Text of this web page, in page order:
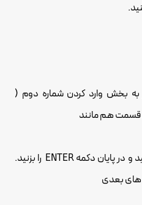
به بخش وارد کردن شماره دوم (
بخش قبل شماره تلفن را وارد کنید و در پایان دکمه ENTER را بزنید.
های بعدی